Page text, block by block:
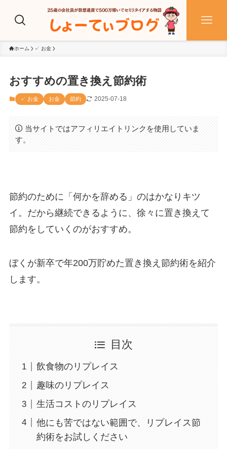
ホーム ✓ お金
おすすめの置き換え節約術
✓ お金 お金 節約 2025-07-18
当サイトではアフィリエイトリンクを使用していま
す。
節約のために「何かを辞める」のはかなりキツ
イ。だから継続できるように、徐々に置き換えて
節約をしていくのがおすすめ。
ぼくが新卒で年200万貯めた置き換え節約術を紹介
します。
目次
飲食物のリプレイス
趣味のリプレイス
生活コストのリプレイス
他にも苦ではない範囲で、リプレイス節
約術をお試しください